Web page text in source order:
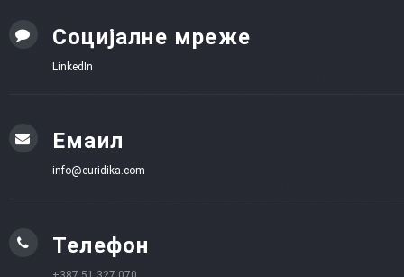
Социјалне мреже
LinkedIn
Емаил
info@euridika.com
Телефон